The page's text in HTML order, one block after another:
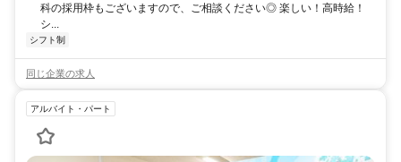
科の採用枠もございますので、ご相談ください◎ 楽しい！高時給！
シ...
シフト制
同じ企業の求人
アルバイト・パート